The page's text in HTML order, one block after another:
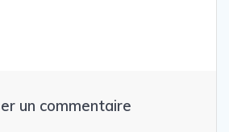
un commentaire